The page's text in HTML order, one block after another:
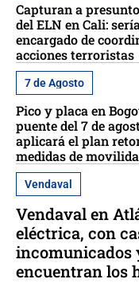
Capturan a
del ELN en Cali:
encargado de
acciones terroristas
7 de Agosto
Pico y placa en
puente del 7 de
aplicará el plan
medidas de
Vendaval
Vendaval en
eléctrica, con
incomunicados
encuentran los